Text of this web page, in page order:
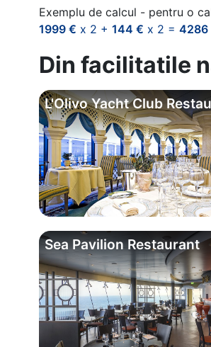
Exemplu de calcul - pentru o
1999 € x 2 + 144 € x 2 = 4286
Din facilitatile
L'Olivo Yacht Club
Sea Pavilion Restaurant